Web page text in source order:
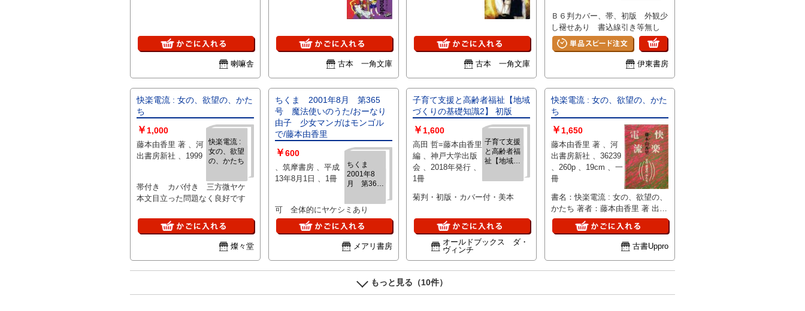
喇嘛舎 古本 一角文庫 古本 一角文庫
Ｂ６判カバー、帯、初版 外観少
し褪せあり 書込線引き等無し
伊東書房
快楽電流 : 女の、欲望の、かた
ち
快楽電流 :
女の、欲望
の、かたち
￥ 1,000
藤本由香里 著 、河
出書房新社 、1999
帯付き カバ付き 三方微ヤケ
本文目立った問題なく良好です
燦々堂
ちくま 2001年8月 第365
号 魔法使いのうた/おーなり
由子 少女マンガはモンゴル
で/藤本由香里
ちくま
2001年8
月 第365
いのうた/お
ーなり由
子 少女マ
ンガはモン
ゴルで/藤本
由香里
￥600
、筑摩書房 、平成
13年8月1日 、1冊
可 全体的にヤケシミあり
メアリ書房
子育て支援と高齢者福祉【地域
づくりの基礎知識2】 初版
子育て支援
と高齢者福
祉【地域づ
知識2】 初
￥ 1,600
高田 哲=藤本由香里
編 、神戸大学出版
会 、2018年発行 、
1冊
菊判・初版・カバー付・美本
オールドブックス ダ・
ヴィンチ
快楽電流 : 女の、欲望の、かた
ち
￥ 1,650
藤本由香里 著 、河
出書房新社 、36239
、260p 、19cm 、一
冊
書名：快楽電流 : 女の、欲望の、
かたち 著者：藤本由香里 著 出版
元：河出書房新社 刊行年：
1999/03/20 版表示： 説明：藤本
由香里による『快楽電流 : 女の、
欲望の、かたち』は、1999年に
古書Uppro
もっと見る（10件）